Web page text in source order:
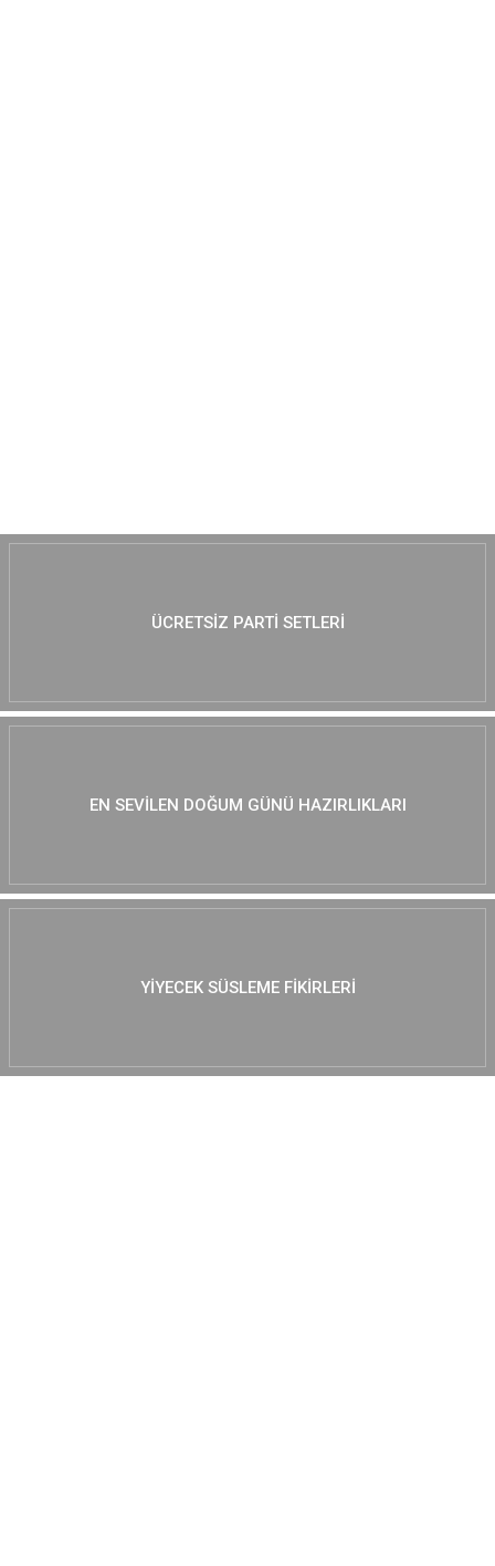
ÜCRETSIZ PARTI SETLERI
EN SEVILEN DOĞUM GÜNÜ HAZIRLIKLARI
YIYECEK SÜSLEME FIKIRLERI